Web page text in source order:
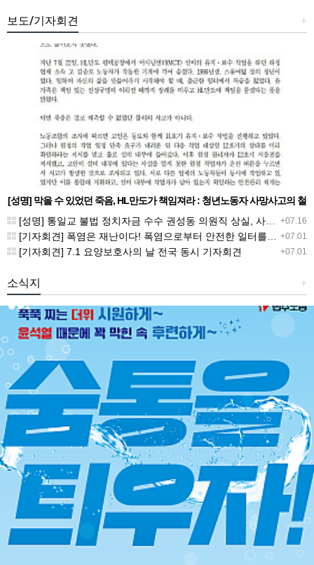
+
보도/기자회견
[성명] 막을 수 있었던 죽음, HL만도가 책임져라 : 청년노동자 사망사고의 철
저한 진상규명과 재발방지 대책 마련하라
+07.16
[성명] 통일교 불법 정치자금 수수 권성동 의원직 상실, 사필귀정이다
+07.01
[기자회견] 폭염은 재난이다! 폭염으로부터 안전한 일터를 위한 민주노총 강원지역본부 폭염감시단 선포 기자회견
+07.01
[기자회견] 7.1 요양보호사의 날 전국 동시 기자회견
+
소식지